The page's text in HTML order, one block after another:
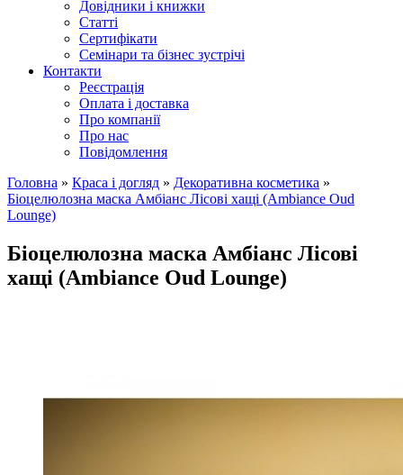
Довідники і книжки
Статті
Сертифікати
Семінари та бізнес зустрічі
Контакти
Реєстрація
Оплата і доставка
Про компанії
Про нас
Повідомлення
Головна » Краса і догляд » Декоративна косметика »
Біоцелюлозна маска Амбіанс Лісові хащі (Ambiance Oud
Lounge)
Біоцелюлозна маска Амбіанс Лісові
хащі (Ambiance Oud Lounge)